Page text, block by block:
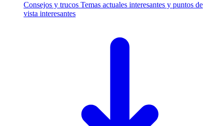
Consejos y trucos Temas actuales interesantes y puntos de
vista interesantes